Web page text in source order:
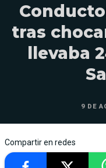
tras
llevaba
9 DE
Compartir en redes